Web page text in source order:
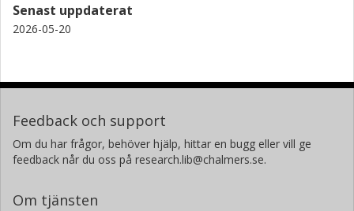
Senast uppdaterat
2026-05-20
Feedback och support
Om du har frågor, behöver hjälp, hittar en bugg eller vill ge
feedback når du oss på research.lib@chalmers.se.
Om tjänsten